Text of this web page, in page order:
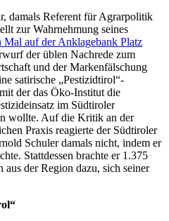
damals Referent für Agrarpolitik
zur Wahrnehmung seines
Mal auf der Anklagebank Platz
der üblen Nachrede zum
und der Markenfälschung
satirische „Pestizidtirol“-
der das Öko-Institut die
im Südtiroler
wollte. Auf die Kritik an der
Praxis reagierte der Südtiroler
Schuler damals nicht, indem er
Stattdessen brachte er 1.375
aus der Region dazu, sich seiner